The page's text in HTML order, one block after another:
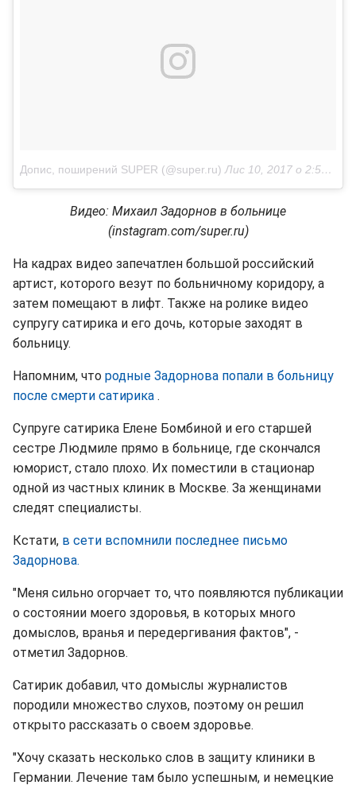
Допис, поширений SUPER (@super.ru) Лис 10, 2017 о 2:57 PST
Видео: Михаил Задорнов в больнице
(instagram.com/super.ru)
На кадрах видео запечатлен большой российский
артист, которого везут по больничному коридору, а
затем помещают в лифт. Также на ролике видео
супругу сатирика и его дочь, которые заходят в
больницу.
Напомним, что родные Задорнова попали в больницу
после смерти сатирика .
Супруге сатирика Елене Бомбиной и его старшей
сестре Людмиле прямо в больнице, где скончался
юморист, стало плохо. Их поместили в стационар
одной из частных клиник в Москве. За женщинами
следят специалисты.
Кстати, в сети вспомнили последнее письмо
Задорнова.
"Меня сильно огорчает то, что появляются публикации
о состоянии моего здоровья, в которых много
домыслов, вранья и передергивания фактов", -
отметил Задорнов.
Сатирик добавил, что домыслы журналистов
породили множество слухов, поэтому он решил
открыто рассказать о своем здоровье.
"Хочу сказать несколько слов в защиту клиники в
Германии. Лечение там было успешным, и немецкие